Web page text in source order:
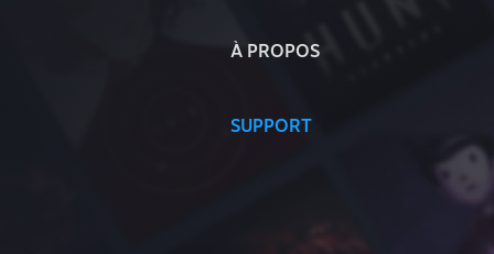
À PROPOS
SUPPORT